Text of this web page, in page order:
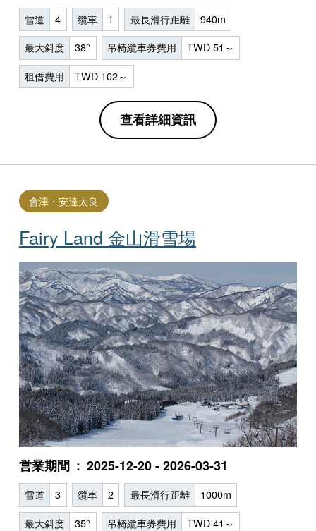
雪道 4 纜車 1 最長滑行距離 940m
最大斜度 38° 吊椅纜車券費用 TWD 51～
租借費用 TWD 102～
查看詳細資訊
Fairy Land 金山滑雪場
會津・安達太良
営業期間 2025-12-20 - 2026-03-31
雪道 3 纜車 2 最長滑行距離 1000m
最大斜度 35° 吊椅纜車券費用 TWD 41～